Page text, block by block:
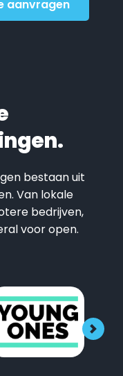
aanvragen
bestaan uit
Van lokale
bedrijven,
voor open.